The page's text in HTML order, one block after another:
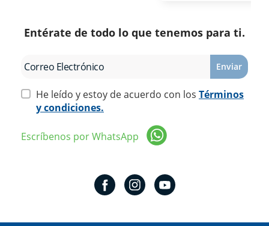
Entérate de todo lo que tenemos para ti.
Enviar
He leído y estoy de acuerdo con los Términos
y condiciones.
Escríbenos por WhatsApp